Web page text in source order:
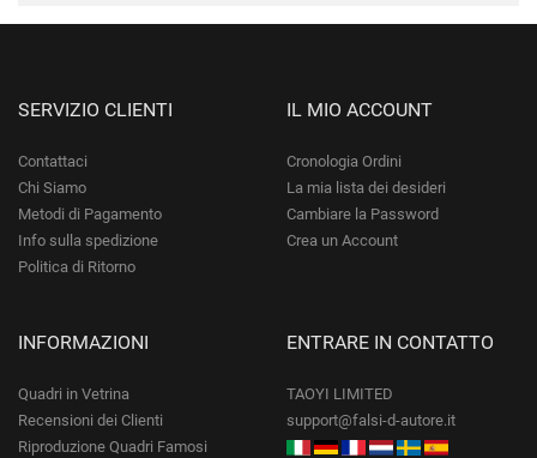
SERVIZIO CLIENTI
Contattaci
Chi Siamo
Metodi di Pagamento
Info sulla spedizione
Politica di Ritorno
IL MIO ACCOUNT
Cronologia Ordini
La mia lista dei desideri
Cambiare la Password
Crea un Account
INFORMAZIONI
Quadri in Vetrina
Recensioni dei Clienti
Riproduzione Quadri Famosi
ENTRARE IN CONTATTO
TAOYI LIMITED
support@falsi-d-autore.it